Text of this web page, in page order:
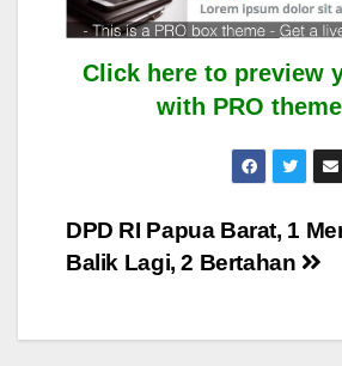
Click here to preview
with PRO
Post
navigation
DPD RI Papua Barat, 1
Balik Lagi, 2 Bertahan